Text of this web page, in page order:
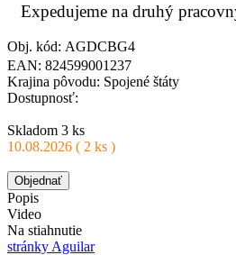
Expedujeme na druhý
Obj. kód: AGDCBG4
EAN: 824599001237
Krajina pôvodu: Spojené štáty
Dostupnosť:
Skladom 3 ks
10.08.2026 ( 2 ks )
Objednať
Popis
Video
Na stiahnutie
stránky Aguilar